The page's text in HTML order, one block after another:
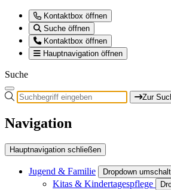
Kontaktbox öffnen
Suche öffnen
Kontaktbox öffnen
Hauptnavigation öffnen
Suche
Zur
Navigation
Hauptnavigation schließen
Jugend & Familie Dropdown
Kitas & Kindertagespflege